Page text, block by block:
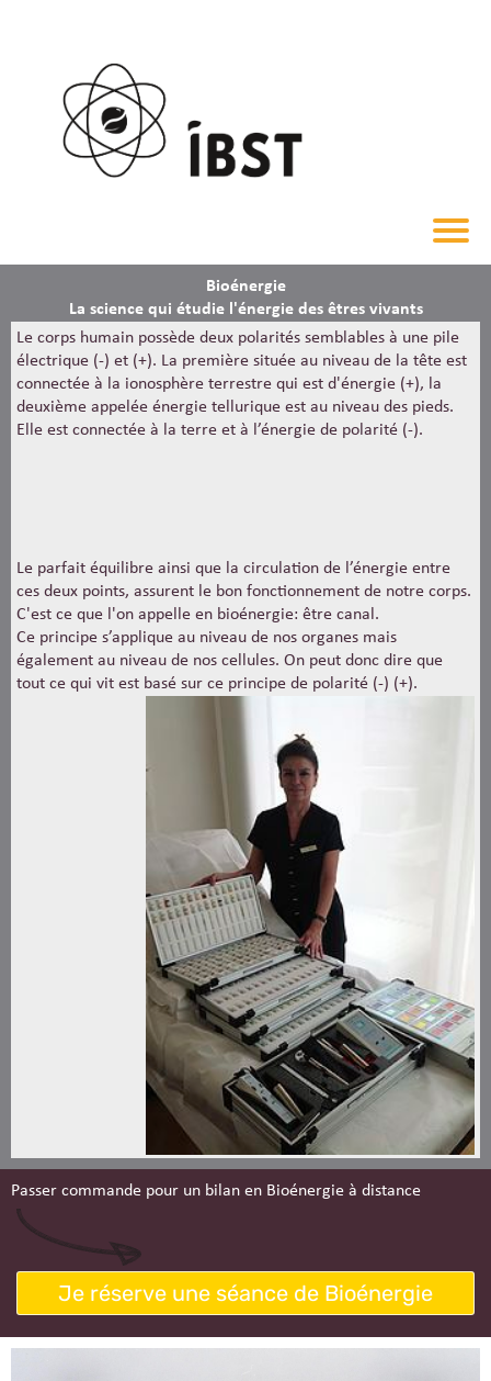
Bioénergie
La science qui étudie l'énergie des êtres vivants
Le corps humain possède deux polarités semblables à une pile
électrique (-) et (+). La première située au niveau de la tête est
connectée à la ionosphère terrestre qui est d'énergie (+), la
deuxième appelée énergie tellurique est au niveau des pieds.
Elle est connectée à la terre et à l’énergie de polarité (-).
Le parfait équilibre ainsi que la circulation de l’énergie entre
ces deux points, assurent le bon fonctionnement de notre corps.
C'est ce que l'on appelle en bioénergie: être canal.
Ce principe s’applique au niveau de nos organes mais
également au niveau de nos cellules. On peut donc dire que
tout ce qui vit est basé sur ce principe de polarité (-) (+).
Passer commande pour un bilan en Bioénergie à distance
Je réserve une séance de Bioénergie